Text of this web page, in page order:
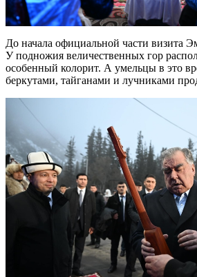
До начала официальной части визита
У подножия величественных гор
особенный колорит. А умельцы в это
беркутами, тайганами и лучниками